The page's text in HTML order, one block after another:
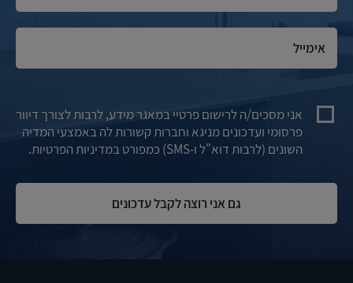
אני מסכים/ה לרישום פרטיי במאגר מידע, לרבות לצורך דיוור
פרסומי ועדכונים מניגא וחברות קשורות לה באמצעי המדיה
השונים (לרבות דוא"ל ו-SMS) כמפורט במדיניות הפרטיות.